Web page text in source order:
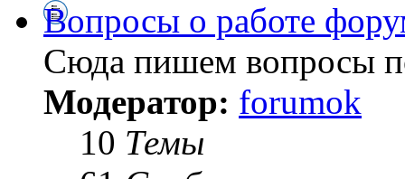
Вопросы о работе
Сюда пишем вопросы
Модератор: forumok
10 Темы